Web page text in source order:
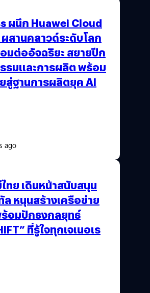
ผนึก Huawei Cloud
สานคลาวด์ระดับโลก
มต่ออัจฉริยะ สยายปีก
รมและการผลิต พร้อม
สู่ฐานการผลิตยุค AI
ago
ทย เดินหน้าสนับสนุน
หนุนสร้างเครือข่าย
อมปักธงกลยุทธ์
ที่รู้ใจทุกเจเนอเร